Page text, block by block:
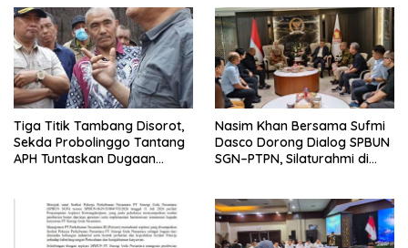
Tiga Titik Tambang Disorot,
Sekda Probolinggo Tantang
APH Tuntaskan Dugaan
Nasim Khan Bersama Sufmi
Dasco Dorong Dialog SPBUN
SGN–PTPN, Silaturahmi di